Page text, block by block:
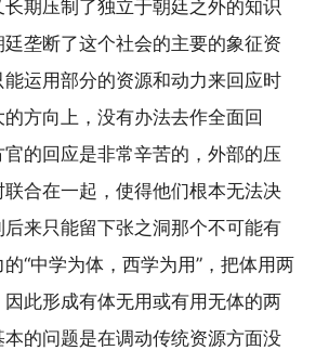
期压制了独立于朝廷之外的知识
垄断了这个社会的主要的象征资
运用部分的资源和动力来回应时
方向上，没有办法去作全面回
的回应是非常辛苦的，外部的压
合在一起，使得他们根本无法决
来只能留下张之洞那个不可能有
“中学为体，西学为用”，把体用两
此形成有体无用或有用无体的两
的问题是在调动传统资源方面没